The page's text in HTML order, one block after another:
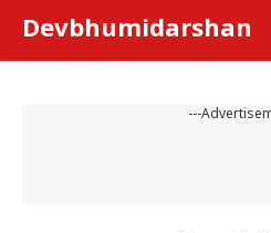
content
Devbhumidarshan
---